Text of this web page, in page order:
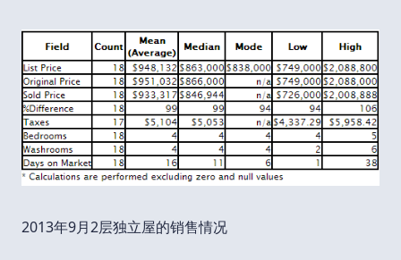
2013年9月2层独立屋的销售情况